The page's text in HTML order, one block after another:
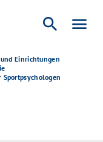
search menu
Einrichtungen
Sportpsychologen